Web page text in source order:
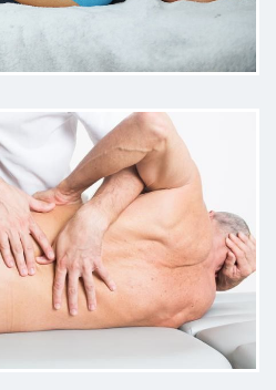
il dottore ha
le cause e
che causano il